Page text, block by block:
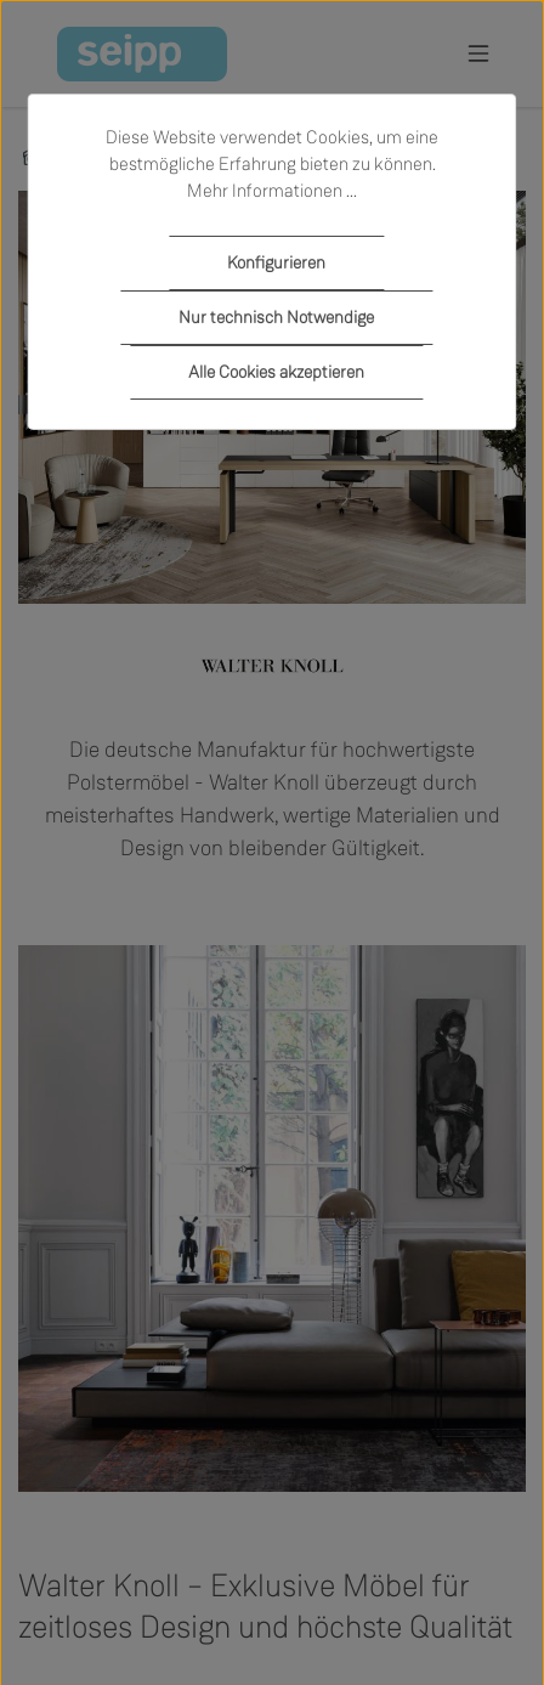
Zum Hauptinhalt springen
Walter Knoll
Die deutsche Manufaktur für hochwertigste
Polstermöbel - Walter Knoll überzeugt durch
meisterhaftes Handwerk, wertige Materialien und
Design von bleibender Gültigkeit.
Walter Knoll – Exklusive Möbel für
zeitloses Design und höchste Qualität
Diese Website verwendet Cookies, um eine
bestmögliche Erfahrung bieten zu können.
Mehr Informationen ...
Nur technisch Notwendige
Konfigurieren
Alle Cookies akzeptieren